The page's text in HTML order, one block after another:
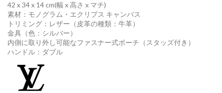
42 x 34 x 14 cm(幅 x 高さ x マチ)
素材：モノグラム・エクリプス キャンバス
トリミング：レザー（皮革の種類：牛革）
金具（色：シルバー）
内側に取り外し可能なファスナー式ポーチ（スタッズ付き）
ハンドル：ダブル